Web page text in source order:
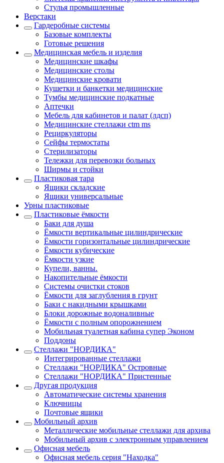
Стулья промышленные
Верстаки
Гардеробные системы
Базовые комплекты
Готовые решения
Медицинская мебель и изделия
Медицинские шкафы
Медицинские столы
Медицинские кровати
Кушетки и банкетки медицинские
Тумбы медицинские подкатные
Аптечки
Мебель для кабинетов и палат (лдсп)
Медицинские стеллажи ctm ms
Рециркуляторы
Сейфы термостаты
Стерилизаторы
Тележки для перевозки больных
Ширмы и стойки
Пластиковая тара
Ящики складские
Ящики универсальные
Урны пластиковые
Пластиковые ёмкости
Баки для душа
Ёмкости вертикальные цилиндрические
Ёмкости горизонтальные цилиндрические
Ёмкости кубические
Ёмкости узкие
Купели, ванны.
Накопительные ёмкости
Системы очистки стоков
Ёмкости для заглубления в грунт
Баки с накидными крышками
Блоки дорожные водоналивные
Ёмкости с полным опорожнением
Мобильная туалетная кабина супер Эконом
Поддоны
Стеллажи "НОРДИКА"
Интегрированные стеллажи
Стеллажи "НОРДИКА" Островные
Стеллажи "НОРДИКА" Пристенные
Другая продукция
Автоматические системы хранения
Ключницы
Почтовые ящики
Мобильный архив
Металлические мобильные стеллажи для архива
Мобильный архив с электронным управлением
Офисная мебель
Офисная мебель серия "Находка"